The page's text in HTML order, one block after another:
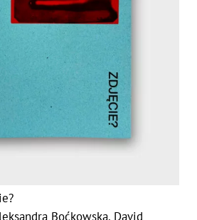
Boćkowska, David